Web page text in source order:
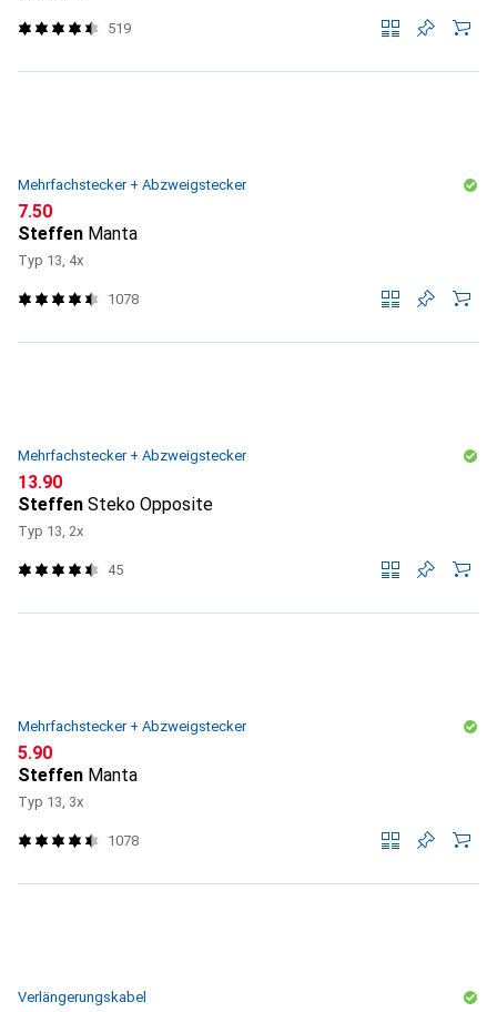
519
Mehrfachstecker + Abzweigstecker
CHF
7.50
Steffen Manta
Typ 13, 4x
1078
Mehrfachstecker + Abzweigstecker
CHF
13.90
Steffen Steko Opposite
Typ 13, 2x
45
Mehrfachstecker + Abzweigstecker
CHF
5.90
Steffen Manta
Typ 13, 3x
1078
Verlängerungskabel